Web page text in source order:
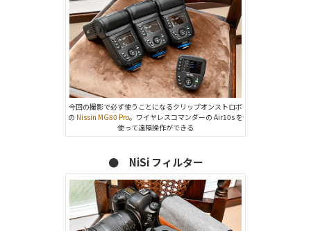
今回の撮影で必ず使うことになるクリップオンストロボ
の Nissin MG80 Pro。ワイヤレスコマンダーの Air10s を
使って遠隔操作ができる
● NiSi フィルター